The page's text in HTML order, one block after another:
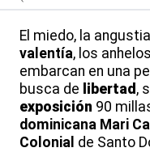
El miedo, la
valentía, los
embarcan en una
busca de libertad ,
exposición 90
dominicana Mari
Colonial de Santo